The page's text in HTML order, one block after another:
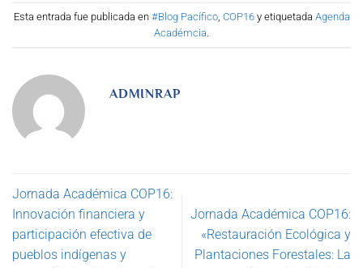
Esta entrada fue publicada en #Blog Pacífico, COP16y etiquetada Agenda
Académcia
ADMINRAP
Jornada Académica COP16:
Innovación financiera y
participación efectiva de
pueblos indígenas y
Jornada Académica COP16:
«Restauración Ecológica y
Plantaciones Forestales: La